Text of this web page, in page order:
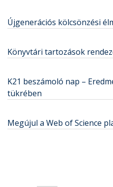
Újgenerációs kölcsönzési
Könyvtári tartozások
K21 beszámoló nap –
tükrében
Megújul a Web of Science